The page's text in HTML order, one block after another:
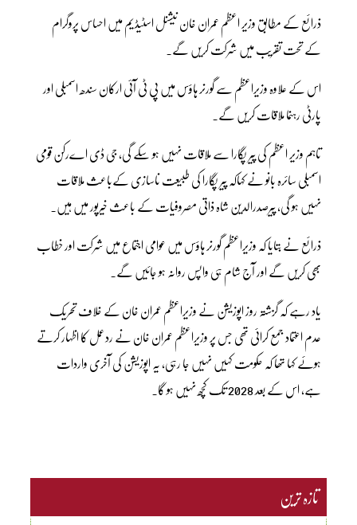
ذرائع کے مطابق وزیر اعظم عمران خان نیشنل اسٹیڈیم میں احساس پروگرام
کے تحت تقریب میں شرکت کریں گے۔
اس کے علاوہ وزیراعظم سے گورنر ہاؤس میں پی ٹی آئی ارکان سندھ اسمبلی اور
پارٹی رہنما ملاقات کریں گے۔
تاہم وزیر اعظم کی پیر پگارا سے ملاقات نہیں ہو سکے گی، جی ڈی اےرکن قومی
اسمبلی سائرہ بانو نے کہاکہ پیر پگارا کی طبیعت ناسازی کےباعث ملاقات
نہیں ہو گی، پیرصدرالدین شاہ ذاتی مصروفیات کے باعث خیرپور میں ہیں۔
ذرائع نے بتایا کہ وزیراعظم گورنر ہاؤس میں عوامی اجتماع میں شرکت اور خطاب
بھی کریں گے اور آج شام ہی واپس روانہ ہو جائیں گے۔
یاد رہے کہ گزشتہ روز اپوزیشن نے وزیراعظم عمران خان کے خلاف تحریک
عدم اعتماد جمع کرائی تھی جس پر وزیراعظم عمران خان نے ردعمل کا اظہار کرتے
ہوئے کہا تھا کہ حکومت کہیں نہیں جا رہی، یہ اپوزیشن کی آخری واردات
ہے، اس کے بعد 2028 تک کچھ نہیں ہو گا۔
تازہ ترین